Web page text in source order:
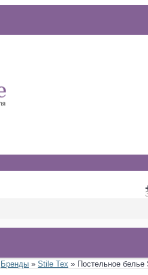
Бренды » Stile Tex » Постельное белье